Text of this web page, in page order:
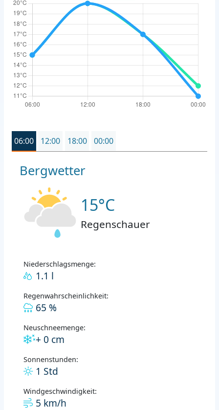
06:00 12:00 18:00 00:00
Bergwetter
15°C
Regenschauer
Niederschlagsmenge:
1.1 l
Regenwahrscheinlichkeit:
65 %
Neuschneemenge:
+ 0 cm
Sonnenstunden:
1 Std
Windgeschwindigkeit:
5 km/h